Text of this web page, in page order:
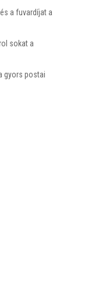
a fuvardíjat a
sokat a
gyors postai